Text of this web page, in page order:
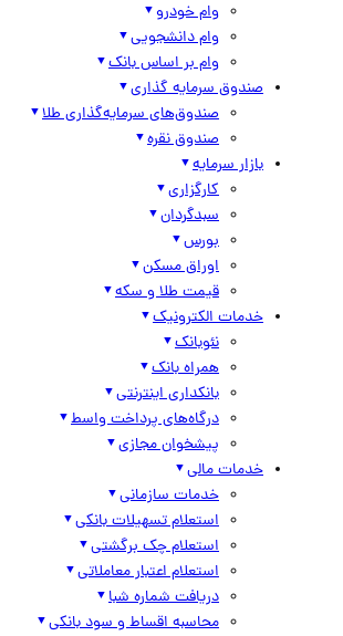
وام خودرو
وام دانشجویی
وام بر اساس بانک
صندوق سرمایه گذاری
صندوق‌های سرمایه‌گذاری طلا
صندوق نقره
بازار سرمایه
کارگزاری
سبدگردان
بورس
اوراق مسکن
قیمت طلا و سکه
خدمات الکترونیک
نئوبانک
همراه بانک
بانکداری اینترنتی
درگاه‌های پرداخت واسط
پیشخوان مجازی
خدمات مالی
خدمات سازمانی
استعلام تسهیلات بانکی
استعلام چک برگشتی
استعلام اعتبار معاملاتی
دریافت شماره شبا
محاسبه اقساط و سود بانکی